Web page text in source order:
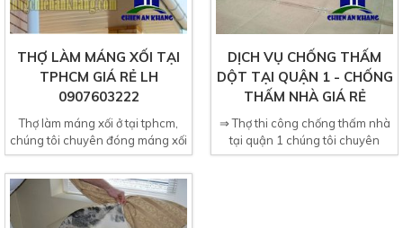
THỢ LÀM MÁNG XỐI TẠI
TPHCM GIÁ RẺ LH
0907603222
Thợ làm máng xối ở tại tphcm,
chúng tôi chuyên đóng máng xối
nước cho mái nhà...
DỊCH VỤ CHỐNG THẤM
DỘT TẠI QUẬN 1 - CHỐNG
THẤM NHÀ GIÁ RẺ
⇒ Thợ thi công chống thấm nhà
tại quận 1 chúng tôi chuyên
cung cấp dịch vụ chống...